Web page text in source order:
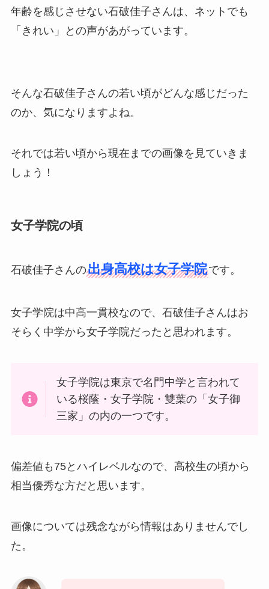
年齢を感じさせない石破佳子さんは、ネットでも
「きれい」との声があがっています。
そんな石破佳子さんの若い頃がどんな感じだった
のか、気になりますよね。
それでは若い頃から現在までの画像を見ていきま
しょう！
女子学院の頃
石破佳子さんの出身高校は女子学院です。
女子学院は中高一貫校なので、石破佳子さんはお
そらく中学から女子学院だったと思われます。
女子学院は東京で名門中学と言われて
いる桜蔭・女子学院・雙葉の「女子御
三家」の内の一つです。
偏差値も75とハイレベルなので、高校生の頃から
相当優秀な方だと思います。
画像については残念ながら情報はありませんでし
た。